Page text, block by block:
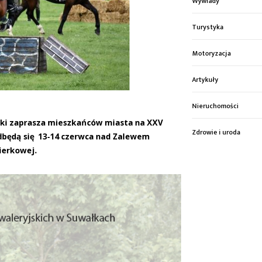
zaprasza mieszkańców miasta na XXV
się 13-14 czerwca nad Zalewem
Turystyka
Motoryzacja
Artykuły
Nieruchomości
Zdrowie i uroda